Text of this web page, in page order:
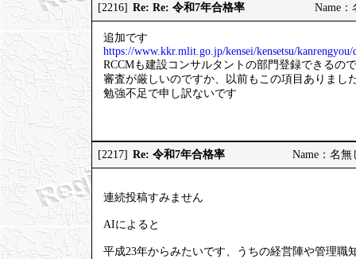
[2216] Re: Re: 令和7年合格率 Name
追加です
https://www.kkr.mlit.go.jp/kensei/kensetsu/
RCCMも建設コンサルタントの部門登録できるの
審査が厳しいのですか、以前もこの項目ありまし
勉強不足で申し訳ないです
[2217] Re: 令和7年合格率 Name：名
連続投稿すみません
AIによると
平成23年からみたいです、うちの経営陣や管理職